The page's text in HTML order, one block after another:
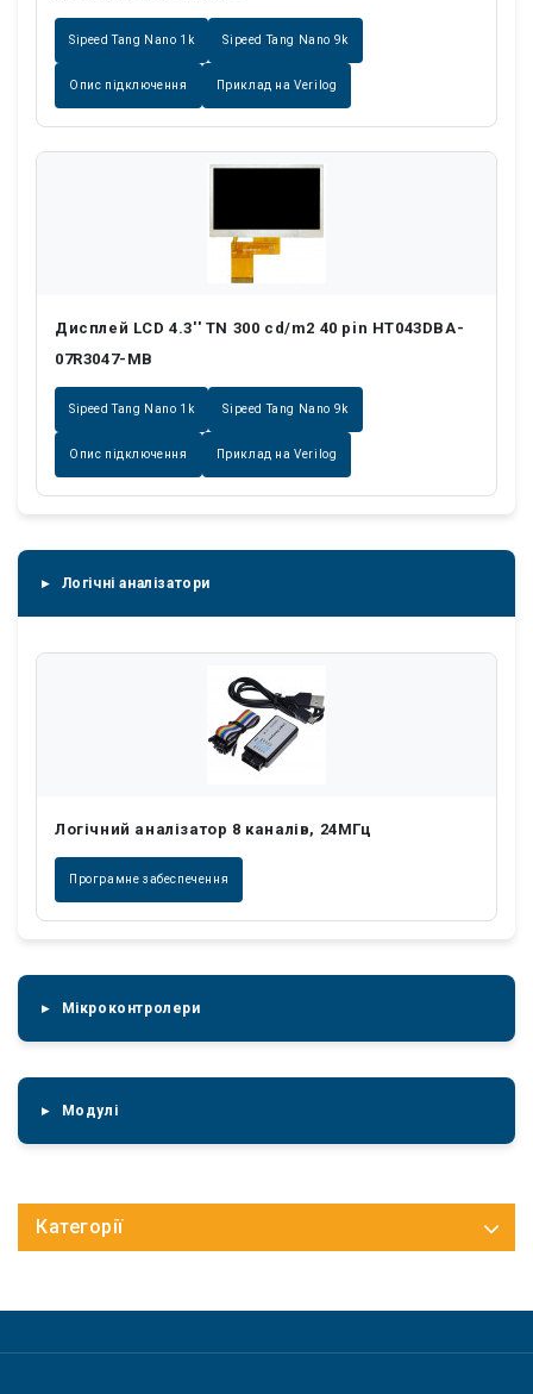
Sipeed Tang Nano 1k Sipeed Tang Nano 9k
Опис підключення Приклад на Verilog
Дисплей LCD 4.3'' TN 300 cd/m2 40 pin HT043DBA-
07R3047-MB
Sipeed Tang Nano 1k Sipeed Tang Nano 9k
Опис підключення Приклад на Verilog
Логічні аналізатори
Логічний аналізатор 8 каналів, 24МГц
Програмне забеспечення
Мікроконтролери
Модулі
Категорії